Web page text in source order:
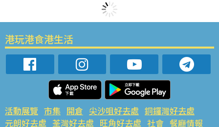
港玩港食港生活
活動展覽 市集 開倉 尖沙咀好去處 銅鑼灣好去處
元朗好去處 荃灣好去處 旺角好去處 社會 餐廳情報